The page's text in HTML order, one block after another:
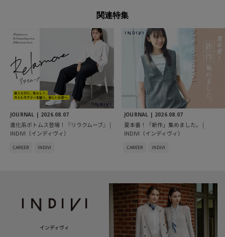
関連特集
JOURNAL | 2026.08.07
進化系ボトムス登場！『リラクムーブ』 |
INDIVI（インディヴィ）
CAREER INDIVI
JOURNAL | 2026.08.07
夏本番！「新作」集めました。 |
INDIVI（インディヴィ）
CAREER INDIVI
インディヴィ